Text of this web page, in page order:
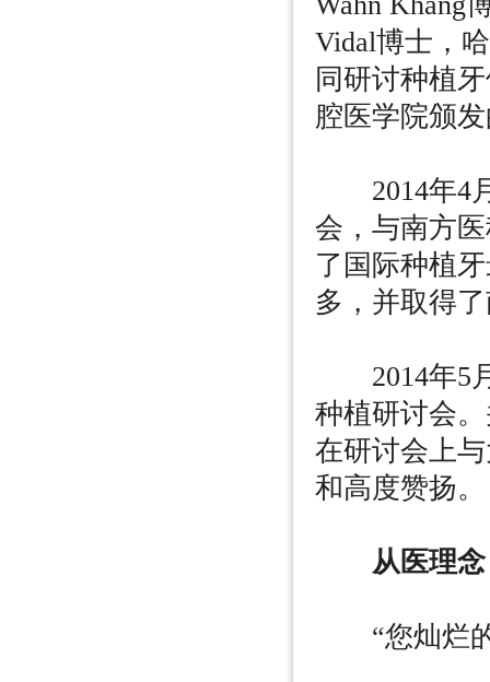
Vidal博士，
同研讨种植
腔医学院颁
2014年4月
会，与南方
了国际种植
多，并取得
2014年5月
种植研讨会
在研讨会上
和高度赞扬。
从医理念
“您灿烂的